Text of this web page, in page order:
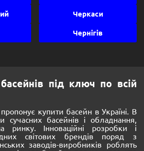
Черкаси
Чернігів
під ключ по всій
купити басейн в Україні. В
сучасних басейнів і обладнання,
ринку. Інноваційні розробки і
світових брендів поряд з
заводів-виробників роблять